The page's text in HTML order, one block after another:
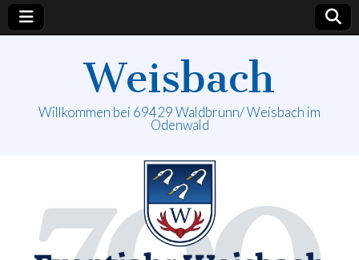
Weisbach
Willkommen bei 69429 Waldbrunn/ Weisbach im
Odenwald